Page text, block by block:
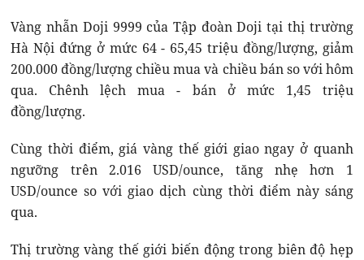
Vàng nhẫn Doji 9999 của Tập đoàn Doji tại thị trường
Hà Nội đứng ở mức 64 - 65,45 triệu đồng/lượng, giảm
200.000 đồng/lượng chiều mua và chiều bán so với hôm
qua. Chênh lệch mua - bán ở mức 1,45 triệu
đồng/lượng.
Cùng thời điểm, giá vàng thế giới giao ngay ở quanh
ngưỡng trên 2.016 USD/ounce, tăng nhẹ hơn 1
USD/ounce so với giao dịch cùng thời điểm này sáng
qua.
Thị trường vàng thế giới biến động trong biên độ hẹp